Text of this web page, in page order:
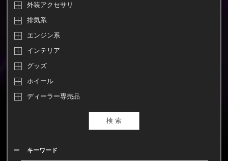
外装アクセサリ
排気系
エンジン系
インテリア
グッズ
ホイール
ディーラー専売品
キーワード